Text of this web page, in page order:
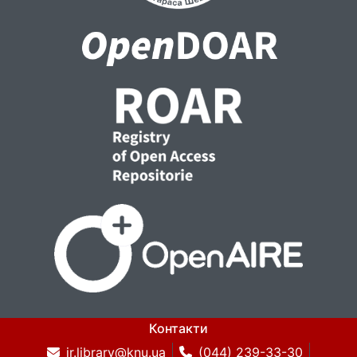
залучений капітал ТНК, глобальна
корпоративна структура капіталу,
чинники глобальної корпоративної
структури капіталу, схильність до
інвестування в акції, модель
транскордонного фінансового левериджу,
кластерний аналіз.
Контакти
ir.library@knu.ua
(044) 239-33-30